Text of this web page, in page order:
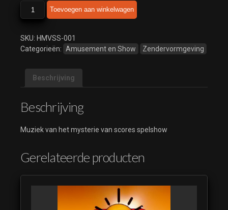
mysterie
scores
spelshow
Toevoegen aan winkelwagen
SKU: HMVSS-001
Categorieën: Amusement en Show Zendervormgeving
Beschrijving
Beschrijving
Muziek van het mysterie van scores spelshow
Gerelateerde producten